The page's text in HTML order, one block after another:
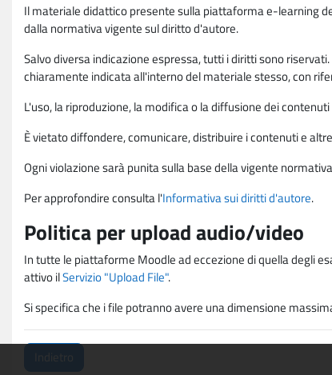
Il materiale didattico presente sulla piattaforma e-learning
dalla normativa vigente sul diritto d'autore.
Salvo diversa indicazione espressa, tutti i diritti sono
chiaramente indicata all'interno del materiale stesso, con
L'uso, la riproduzione, la modifica o la diffusione dei
È vietato diffondere, comunicare, distribuire i contenuti e
Ogni violazione sarà punita sulla base della vigente
Per approfondire consulta l'Informativa sui diritti d'autore.
Politica per upload audio/video
In tutte le piattaforme Moodle ad eccezione di quella degli
attivo ilServizio "Upload File".
Si specifica che i file potranno avere una dimensione
Indietro